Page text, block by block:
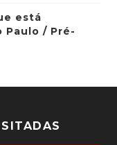
está
Paulo / Pré-